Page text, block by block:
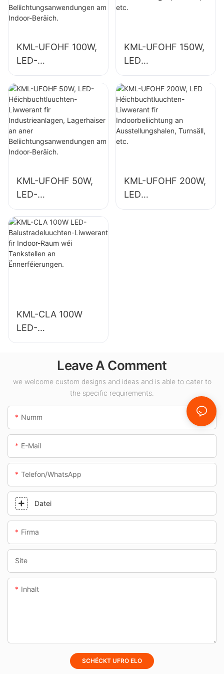
KML-UFOHF 100W,
LED-
Héichbuchtluuchte
n-Liwwerant fir
Industrieanlagen,
Lagerhaiser an
aner
Beliichtungsanwen
dungen am Indoor-
KML-UFOHF 150W,
LED
Héichbuchtluuchte
n-Liwwerant fir
Indoorbeliichtung
an
Industrieanlagen,
Turnsäll, etc.
KML-UFOHF 50W,
LED-
Héichbuchtluuchte
n-Liwwerant fir
Industrieanlagen,
Lagerhaiser an
aner
KML-UFOHF 200W,
LED
Héichbuchtluuchte
KML-CLA 100W
LED-
Balustradeluuchten
Indoor-Raum wéi
Tankstellen an
Ënnerféierungen.
Leave A Comment
we welcome custom designs and ideas and is able to cater to
the specific requirements.
Numm
E-Mail
Telefon/WhatsApp
Datei
Firma
Site
Inhalt
SCHÉCKT UFRO ELO